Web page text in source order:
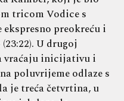
tricom Vodice s
preokreću i
U drugoj
vraćaju inicijativu i
poluvrijeme odlaze s
je treća četvrtina, u